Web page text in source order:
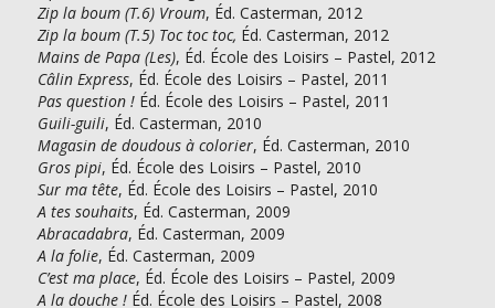
Zip la boum (T.6) Vroum, Éd. Casterman, 2012
Zip la boum (T.5) Toc toc toc, Éd. Casterman, 2012
Mains de Papa (Les), Éd. École des Loisirs – Pastel, 2012
Câlin Express, Éd. École des Loisirs – Pastel, 2011
Pas question !Éd. École des Loisirs – Pastel, 2011
Guili-guili, Éd. Casterman, 2010
Magasin de doudous à colorier, Éd. Casterman, 2010
Gros pipi, Éd. École des Loisirs – Pastel, 2010
Sur ma tête, Éd. École des Loisirs – Pastel, 2010
A tes souhaits, Éd. Casterman, 2009
Abracadabra, Éd. Casterman, 2009
A la folie, Éd. Casterman, 2009
C’est ma place, Éd. École des Loisirs – Pastel, 2009
A la douche !Éd. École des Loisirs – Pastel, 2008